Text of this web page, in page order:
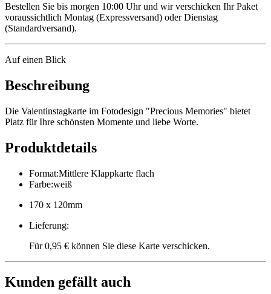
Bestellen Sie bis morgen 10:00 Uhr und wir verschicken Ihr Paket
voraussichtlich Montag (Expressversand) oder Dienstag
(Standardversand).
Auf einen Blick
Beschreibung
Die Valentinstagkarte im Fotodesign "Precious Memories" bietet
Platz für Ihre schönsten Momente und liebe Worte.
Produktdetails
Format:Mittlere Klappkarte flach
Farbe:weiß
170 x 120mm
Lieferung:
Für 0,95 € können Sie diese Karte verschicken.
Kunden gefällt auch